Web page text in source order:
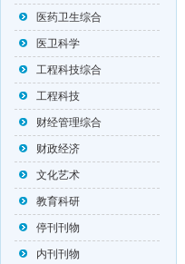
医药卫生综合
医卫科学
工程科技综合
工程科技
财经管理综合
财政经济
文化艺术
教育科研
停刊刊物
内刊刊物